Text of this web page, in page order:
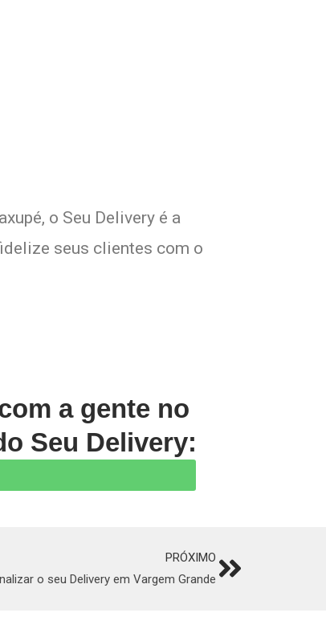
o Seu Delivery é a
seus clientes com o
a gente no
Seu Delivery:
PRÓXIMO
o seu Delivery em Vargem Grande Next